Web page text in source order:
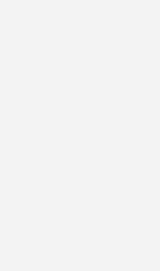
dazu stammen
und
dabei das
unterteilt